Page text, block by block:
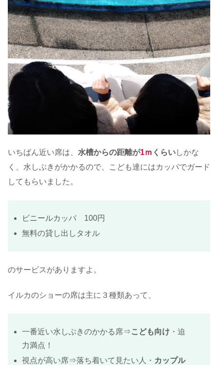
いちばん近い席は、 水槽からの距離が1ｍ くらいしかな
く、水しぶきがかかるので、こども達にはカッパでガード
してもらいました。
ビニールカッパ 100円
無料の貸し出しタオル
のサービスがありますよ。
イルカのショーの席は主に３種類あって、
一番近い水しぶきのかかる席⇒こども向け ・迫
力満点！
視点が高い席⇒落ち着いて見たい人・ カップル